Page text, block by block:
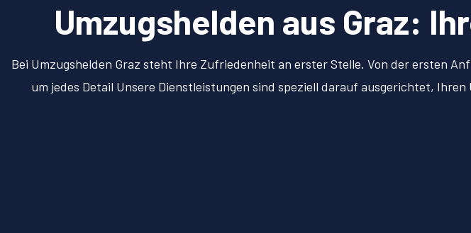
Umzugshelden aus Graz:
Bei Umzugshelden Graz steht Ihre Zufriedenheit an erster Stelle. Von der ersten
um jedes Detail Unsere Dienstleistungen sind speziell darauf ausgerichtet,